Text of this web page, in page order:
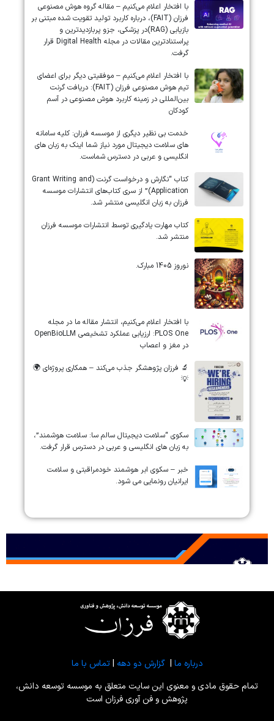
با افتخار اعلام می‌کنیم – مقاله گروه هوش مصنوعی
فرزان (FAIT)، درباره کاربرد تولید تقویت شده مبتنی بر
بازیابی (RAG)در پزشکی، جزو پربازدیدترین و
پراستنادترین مقالات در مجله Digital Health قرار
گرفت.
با افتخار اعلام می‌کنیم – موفقیتی دیگر برای اعضای
تیم هوش مصنوعی فرزان (FAIT): دریافت گرنت
بین‌المللی در زمینه کاربرد هوش مصنوعی در آسم
کودکان
خدمت بی نظیر دیگری از موسسه فرزان: کلیه سامانه
های سلامت دیجیتال مورد نیاز شما اینک به زبان های
انگلیسی و عربی در دسترس شماست.
کتاب “نگارش و درخواست گرنت (Grant Writing and
Application)” از سری کتاب‌های انتشارات موسسه
فرزان به زبان انگلیسی منتشر شد.
کتاب مهارت یادگیری توسط انتشارات موسسه فرزان
منتشر شد.
نوروز 1405 مبارک.
‏‏‏با افتخار اعلام می‌کنیم، انتشار مقاله ما در مجله
‎PLOS One‎: ارزیابی عملکرد تشخیصی ‎OpenBioLLM‎
در مغز و اعصاب
🔬 فرزان پژوهشگر جذب می‌کند – همکاری پروژه‌ای 🌍
💡
سکوی “سلامت دیجیتال سالم سا: سلامت هوشمند”،
به زبان های انگلیسی و عربی در دسترس قرار گرفت.
خبر – سکوی ابر هوشمند خودمراقبتی و سلامت
ایرانیان رونمایی می شود.
درباره ما |گزارش دو دهه |تماس با ما
تمام حقوق مادی و معنوی این سایت متعلق به موسسه توسعه دانش،
پژوهش و فن آوری فرزان است